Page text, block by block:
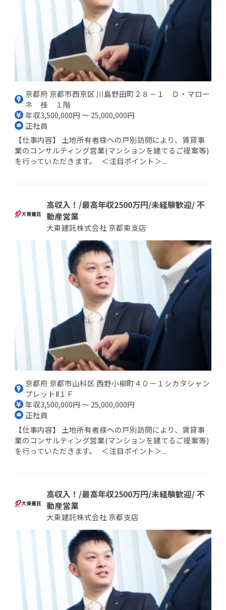
京都府 京都市西京区 川島野田町２８－１ Ｄ・マロー
ネ 桂 １階
年収3,500,000円 ～ 25,000,000円
正社員
【仕事内容】 土地所有者様への戸別訪問により、賃貸事
業のコンサルティング営業(マンションを建てるご提案等)
を行っていただきます。 ＜注目ポイント＞...
高収入！/最高年収2500万円/未経験歓迎/ 不
動産営業
大東建託株式会社 京都東支店
京都府 京都市山科区 西野小柳町４０－１シカタシャン
ブレットⅡ１Ｆ
年収3,500,000円 ～ 25,000,000円
正社員
【仕事内容】 土地所有者様への戸別訪問により、賃貸事
業のコンサルティング営業(マンションを建てるご提案等)
を行っていただきます。 ＜注目ポイント＞...
高収入！/最高年収2500万円/未経験歓迎/ 不
動産営業
大東建託株式会社 京都支店